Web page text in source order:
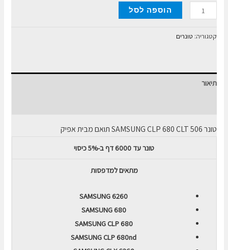
כמות
של
טונר
CLP
שחור
הוספה לסל
קטגוריה: טונרים
תיאור
טונרSAMSUNG CLP 680 CLT 506תואם מבית אפיק
טונר עד 6000 דף ב-5% כיסוי
מתאים למדפסות
SAMSUNG 6260
SAMSUNG 680
SAMSUNG CLP 680
SAMSUNG CLP 680nd